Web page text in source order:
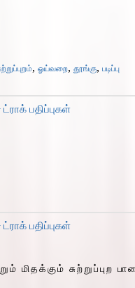
, ஓய்வறை, தூங்கு, படிப்பு
ட்ராக் பதிப்புகள்
ட்ராக் பதிப்புகள்
சுற்றுப்புற